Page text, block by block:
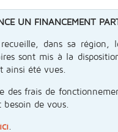
UN FINANCEMENT
dans sa
sont mis à la
ainsi été vues.
des frais de
de vous.